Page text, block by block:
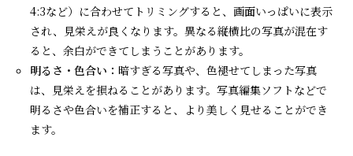
4:3など）に合わせてトリミングすると、画面いっぱいに表示
され、見栄えが良くなります。異なる縦横比の写真が混在す
ると、余白ができてしまうことがあります。
明るさ・色合い：暗すぎる写真や、色褪せてしまった写真
は、見栄えを損ねることがあります。写真編集ソフトなどで
明るさや色合いを補正すると、より美しく見せることができ
ます。